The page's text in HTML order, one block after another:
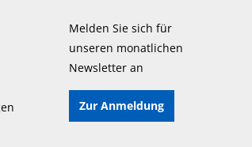
Melden Sie sich für
unseren monatlichen
Newsletter an
Zur Anmeldung